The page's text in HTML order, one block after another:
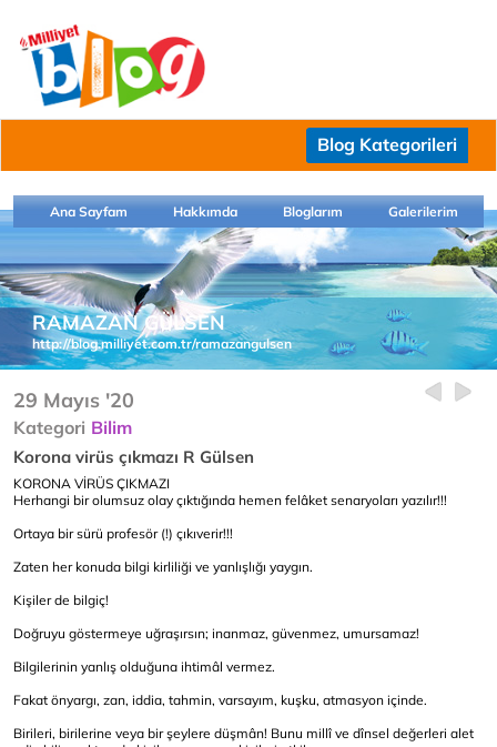
Blog Kategorileri
Ana Sayfam Hakkımda Bloglarım Galerilerim
RAMAZAN GÜLSEN
http://blog.milliyet.com.tr/ramazangulsen
29 Mayıs '20
Kategori Bilim
Korona virüs çıkmazı R Gülsen
KORONA VİRÜS ÇIKMAZI
Herhangi bir olumsuz olay çıktığında hemen felâket senaryoları yazılır!!!
Ortaya bir sürü profesör (!) çıkıverir!!!
Zaten her konuda bilgi kirliliği ve yanlışlığı yaygın.
Kişiler de bilgiç!
Doğruyu göstermeye uğraşırsın; inanmaz, güvenmez, umursamaz!
Bilgilerinin yanlış olduğuna ihtimâl vermez.
Fakat önyargı, zan, iddia, tahmin, varsayım, kuşku, atmasyon içinde.
Birileri, birilerine veya bir şeylere düşmân! Bunu millî ve dînsel değerleri alet